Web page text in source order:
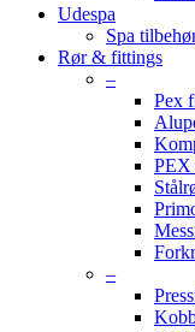
Udespa
Spa
Rør & fittings
–
Pex
PEX
–